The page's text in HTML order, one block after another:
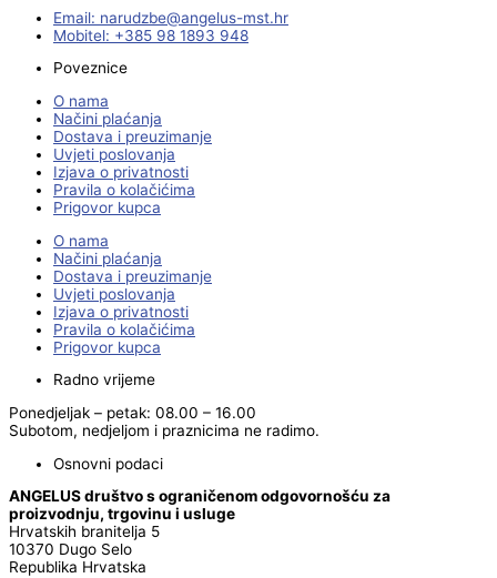
Email:
rh.tsm-sulegna
@ebzduran
Mobitel: +385 98 1893 948
Poveznice
O nama
Načini plaćanja
Dostava i preuzimanje
Uvjeti poslovanja
Izjava o privatnosti
Pravila o kolačićima
Prigovor kupca
O nama
Načini plaćanja
Dostava i preuzimanje
Uvjeti poslovanja
Izjava o privatnosti
Pravila o kolačićima
Prigovor kupca
Radno vrijeme
Ponedjeljak – petak: 08.00 – 16.00
Subotom, nedjeljom i praznicima ne radimo.
Osnovni podaci
ANGELUS društvo s ograničenom odgovornošću za
proizvodnju, trgovinu i usluge
Hrvatskih branitelja 5
10370 Dugo Selo
Republika Hrvatska